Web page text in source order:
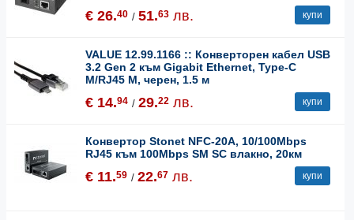
€ 26.40 / 51.63 лв. купи
VALUE 12.99.1166 :: Конверторен кабел USB
3.2 Gen 2 към Gigabit Ethernet, Type-C
М/RJ45 M, черен, 1.5 м
€ 14.94 / 29.22 лв. купи
Конвертор Stonet NFC-20A, 10/100Mbps
RJ45 към 100Mbps SM SC влакно, 20км
€ 11.59 / 22.67 лв. купи